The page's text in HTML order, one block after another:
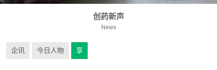
创药新声
News
企讯 今日人物 享